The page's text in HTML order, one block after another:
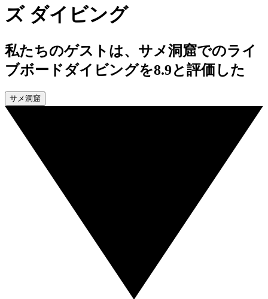
ズ ダイビング
私たちのゲストは、サメ洞窟でのライ
ブボードダイビングを8.9と評価した
サメ洞窟